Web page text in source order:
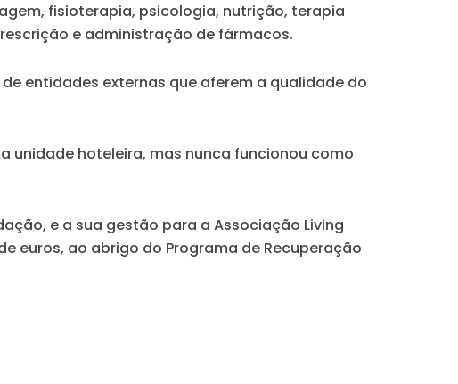
fisioterapia, psicologia, nutrição, terapia
e administração de fármacos.
entidades externas que aferem a qualidade do
unidade hoteleira, mas nunca funcionou como
e a sua gestão para a Associação Living
euros, ao abrigo do Programa de Recuperação